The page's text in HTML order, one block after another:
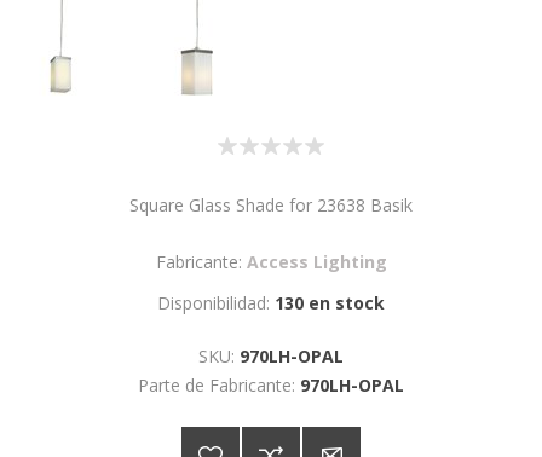
Square Glass Shade for 23638 Basik
Fabricante: Access Lighting
Disponibilidad: 130 en stock
SKU: 970LH-OPAL
Parte de Fabricante: 970LH-OPAL